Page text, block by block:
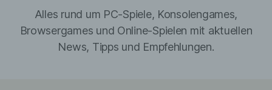
Alles rund um PC-Spiele, Konsolengames,
Browsergames und Online-Spielen mit aktuellen
News, Tipps und Empfehlungen.